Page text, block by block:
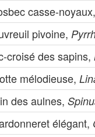
casse-noyaux,
pivoine,
croisé des sapins,
mélodieuse,
des aulnes,
élégant,